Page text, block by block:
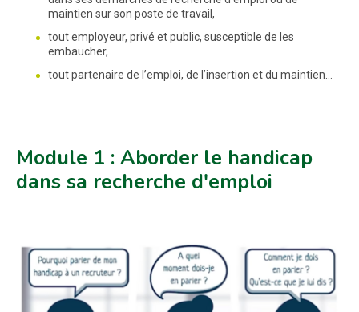
maintien sur son poste de travail,
tout employeur, privé et public, susceptible de les
embaucher,
tout partenaire de l’emploi, de l’insertion et du maintien…
Module 1 : Aborder le handicap
dans sa recherche d'emploi